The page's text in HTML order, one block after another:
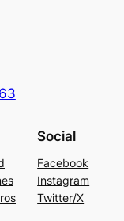
Social
Facebook
Instagram
Twitter/X